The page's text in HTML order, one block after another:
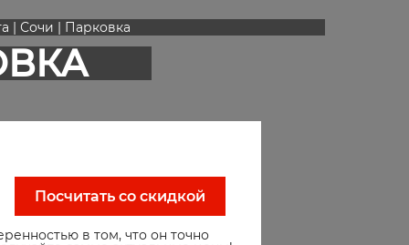
| Сочи | Парковка
Посчитать со скидкой
в том, что он точно